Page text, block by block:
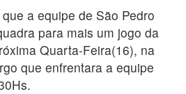
a equipe de São Pedro
para mais um jogo da
Quarta-Feira(16), na
que enfrentara a equipe